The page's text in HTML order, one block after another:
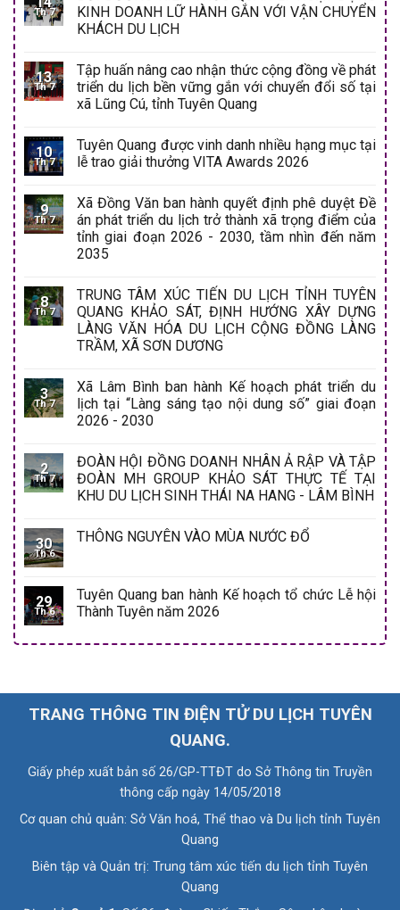
Th 7
KINH DOANH LỮ HÀNH GẮN VỚI VẬN CHUYỂN
KHÁCH DU LỊCH
13
Th 7
Tập huấn nâng cao nhận thức cộng đồng về phát
triển du lịch bền vững gắn với chuyển đổi số tại
xã Lũng Cú, tỉnh Tuyên Quang
10
Th 7
Tuyên Quang được vinh danh nhiều hạng mục tại
lễ trao giải thưởng VITA Awards 2026
9
Th 7
Xã Đồng Văn ban hành quyết định phê duyệt Đề
án phát triển du lịch trở thành xã trọng điểm của
tỉnh giai đoạn 2026 - 2030, tầm nhìn đến năm
2035
8
Th 7
TRUNG TÂM XÚC TIẾN DU LỊCH TỈNH TUYÊN
QUANG KHẢO SÁT, ĐỊNH HƯỚNG XÂY DỰNG
LÀNG VĂN HÓA DU LỊCH CỘNG ĐỒNG LÀNG
TRẦM, XÃ SƠN DƯƠNG
3
Th 7
Xã Lâm Bình ban hành Kế hoạch phát triển du
lịch tại “Làng sáng tạo nội dung số” giai đoạn
2026 - 2030
2
Th 7
ĐOÀN HỘI ĐỒNG DOANH NHÂN Ả RẬP VÀ TẬP
ĐOÀN MH GROUP KHẢO SÁT THỰC TẾ TẠI
KHU DU LỊCH SINH THÁI NA HANG - LÂM BÌNH
30
Th 6
THÔNG NGUYÊN VÀO MÙA NƯỚC ĐỔ
29
Th 6
Tuyên Quang ban hành Kế hoạch tổ chức Lễ hội
Thành Tuyên năm 2026
TRANG THÔNG TIN ĐIỆN TỬ DU LỊCH TUYÊN
QUANG.
Giấy phép xuất bản số 26/GP-TTĐT do Sở Thông tin Truyền
thông cấp ngày 14/05/2018
Cơ quan chủ quản: Sở Văn hoá, Thể thao và Du lịch tỉnh Tuyên
Quang
Biên tập và Quản trị: Trung tâm xúc tiến du lịch tỉnh Tuyên
Quang